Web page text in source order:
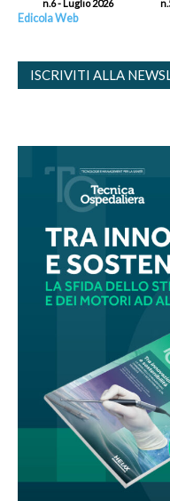
n.6 - Luglio 2026
Edicola Web
ISCRIVITI ALLA